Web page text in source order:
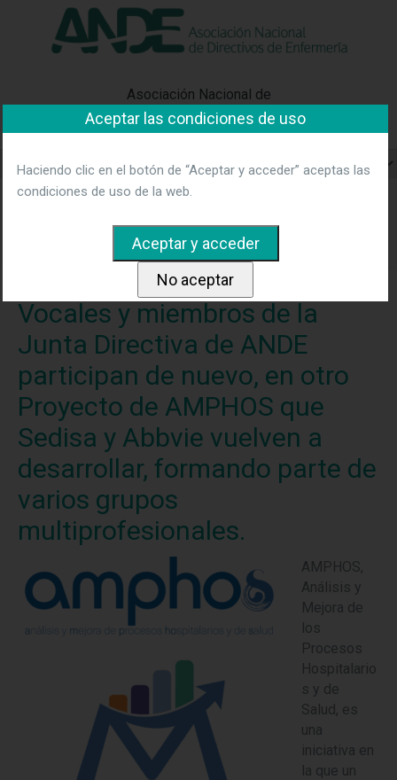
"Ver política"
Asociación Nacional de
Directivos de Enfermería
Home Noticias
Vocales y miembros de la Junta Directiva
que Sedisa y Abbvie vuelven a desarrollar, formando parte de
varios grupos multiprofesionales.
Vocales y miembros de la
Junta Directiva de ANDE
participan de nuevo, en otro
Proyecto de AMPHOS que
Sedisa y Abbvie vuelven a
desarrollar, formando parte de
varios grupos
multiprofesionales.
AMPHOS,
Análisis y
Mejora de
los
Procesos
Hospitalario
s y de
Salud, es
una
iniciativa en
la que un
Aceptar las condiciones de uso
Haciendo clic en el botón de “Aceptar y acceder” aceptas las
condiciones de uso de la web.